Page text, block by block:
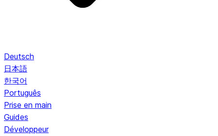
Deutsch
日本語
한국어
Português
Prise en main
Guides
Développeur